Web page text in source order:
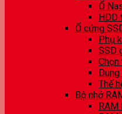
Ổ
HDD
Ổ cứng
Phụ
SSD
Chọn
Thế
Bộ nhớ
RAM